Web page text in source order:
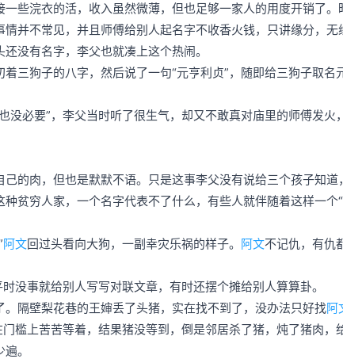
些浣衣的活，收入虽然微薄，但也足够一家人的用度开销了。
并不常见，并且师傅给别人起名字不收香火钱，只讲缘分，无
没有名字，李父也就凑上这个热闹。
三狗子的八字，然后说了一句“元亨利贞”，随即给三狗子取名
必要”，李父当时听了很生气，却又不敢真对庙里的师傅发火
的肉，但也是默默不语。只是这事李父没有说给三个孩子知道
贫穷人家，一个名字代表不了什么，有些人就伴随着这样一个
阿文回过头看向大狗，一副幸灾乐祸的样子。 阿文不记仇，有仇
时没事就给别人写写对联文章，有时还摆个摊给别人算算卦。
隔壁梨花巷的王婶丢了头猪，实在找不到了，没办法只好找阿
槛上苦苦等着，结果猪没等到，倒是邻居杀了猪，炖了猪肉，
。